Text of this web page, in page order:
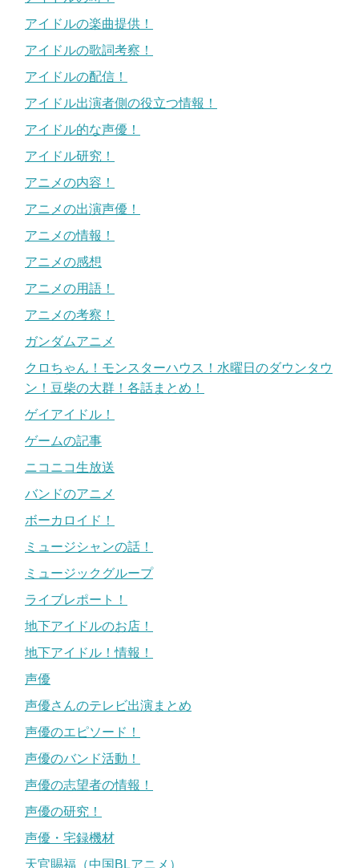
アイドルの楽曲提供！
アイドルの歌詞考察！
アイドルの配信！
アイドル出演者側の役立つ情報！
アイドル的な声優！
アイドル研究！
アニメの内容！
アニメの出演声優！
アニメの情報！
アニメの感想
アニメの用語！
アニメの考察！
ガンダムアニメ
クロちゃん！モンスターハウス！水曜日のダウンタウ
ン！豆柴の大群！各話まとめ！
ゲイアイドル！
ゲームの記事
ニコニコ生放送
バンドのアニメ
ボーカロイド！
ミュージシャンの話！
ミュージックグループ
ライブレポート！
地下アイドルのお店！
地下アイドル！情報！
声優
声優さんのテレビ出演まとめ
声優のエピソード！
声優のバンド活動！
声優の志望者の情報！
声優の研究！
声優・宅録機材
天官賜福（中国BLアニメ）